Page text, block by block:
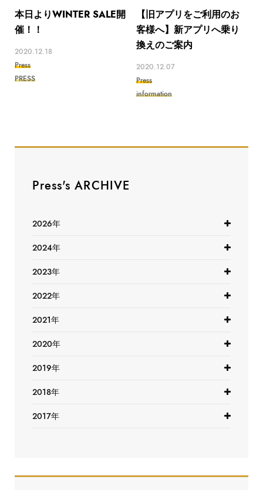
本日よりWINTER SALE開
催！！
2020.12.18
Press
PRESS
【旧アプリをご利用のお
客様へ】新アプリへ乗り
換えのご案内
2020.12.07
Press
information
Press's ARCHIVE
2026年
2024年
2023年
2022年
2021年
2020年
2019年
2018年
2017年